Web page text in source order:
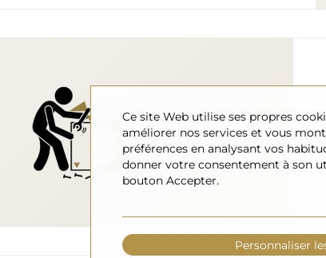
Ce site Web utilise ses propres
améliorer nos services et vous
préférences en analysant vos
donner votre consentement à son
bouton Accepter.
Personnaliser